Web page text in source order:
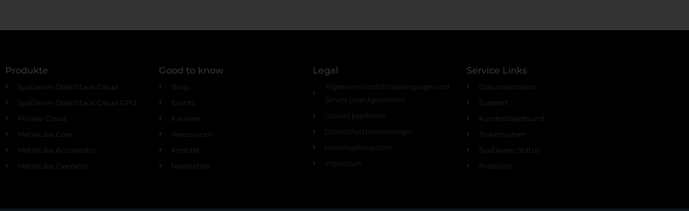
Produkte
SysEleven OpenStack Cloud
SysEleven OpenStack Cloud GPU
Private Cloud
MetaKube Core
MetaKube Accelerator
MetaKube Operator
Good to know
Blog
Events
Karriere
Ressourcen
Kontakt
Newsletter
Legal
Allgemeine Geschäftsbedingungen und
Service Level Agreements
Cookies bearbeiten
Datenschutzbestimmungen
Hinweisgebersystem
Impressum
Service Links
Dokumentation
Support
Kundendashboard
Ticketsystem
SysEleven Status
Preisliste